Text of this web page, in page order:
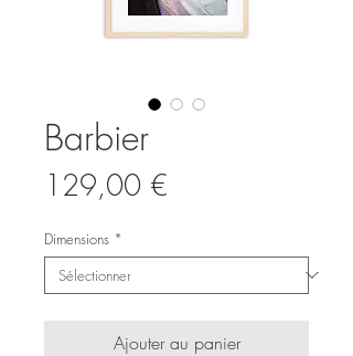
Barbier
129,00 €
Dimensions *
Ajouter au panier